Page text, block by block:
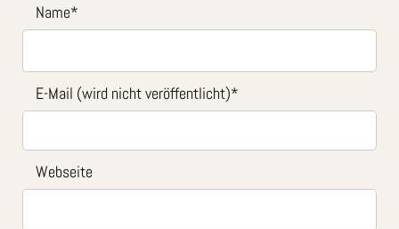
Name*
E-Mail (wird nicht veröffentlicht)*
Webseite